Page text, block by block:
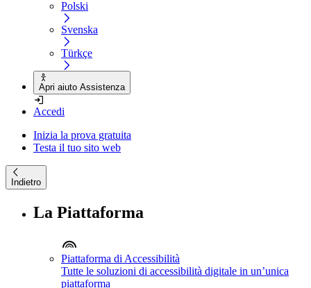
Polski
Svenska
Türkçe
Apri aiuto Assistenza
Accedi
Inizia la prova gratuita
Testa il tuo sito web
Indietro
La Piattaforma
Piattaforma di Accessibilità
Tutte le soluzioni di accessibilità digitale in un’unica
piattaforma